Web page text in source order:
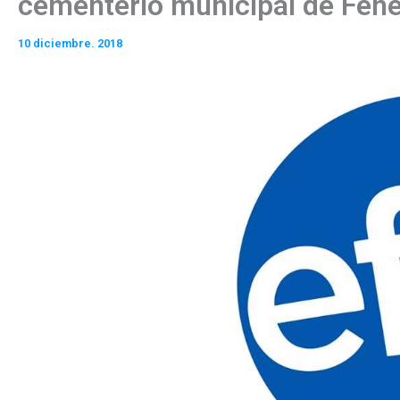
10 diciembre. 2018